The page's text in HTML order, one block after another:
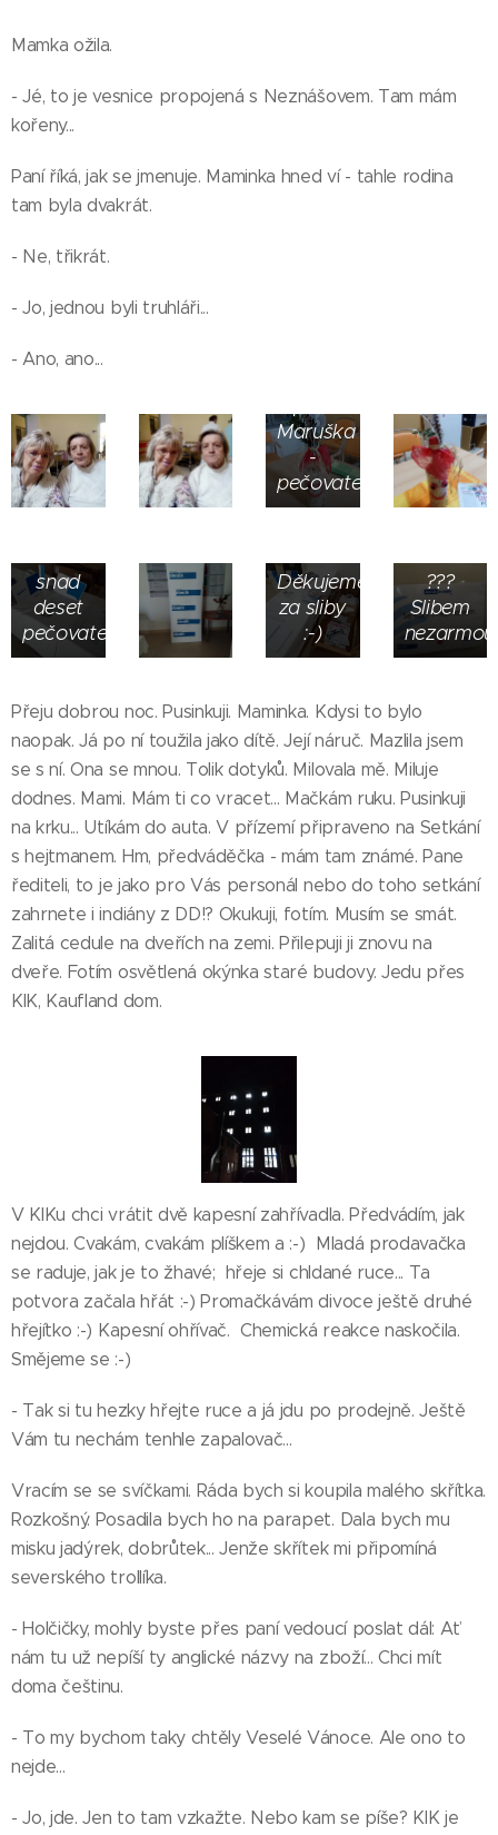
Mamka ožila.
- Jé, to je vesnice propojená s Neznášovem. Tam mám
kořeny...
Paní říká, jak se jmenuje. Maminka hned ví - tahle rodina
tam byla dvakrát.
- Ne, třikrát.
- Jo, jednou byli truhláři...
- Ano, ano...
Maruška
-
pečovatelka.
smysl?
Přidá
pan
známý
snad
deset
pečovatelů?
nepůjdu.
Zítra
nebudou
sloužit
dva na
102 lidí,
Děkujeme
za sliby
:-)
???
Slibem
Přeju dobrou noc. Pusinkuji. Maminka. Kdysi to bylo
naopak. Já po ní toužila jako dítě. Její náruč. Mazlila jsem
se s ní. Ona se mnou. Tolik dotyků. Milovala mě. Miluje
dodnes. Mami. Mám ti co vracet... Mačkám ruku. Pusinkuji
na krku... Utíkám do auta. V přízemí připraveno na Setkání
s hejtmanem. Hm, předváděčka - mám tam známé. Pane
řediteli, to je jako pro Vás personál nebo do toho setkání
zahrnete i indiány z DD!? Okukuji, fotím. Musím se smát.
Zalitá cedule na dveřích na zemi. Přilepuji ji znovu na
dveře. Fotím osvětlená okýnka staré budovy. Jedu přes
KIK, Kaufland dom.
V KIKu chci vrátit dvě kapesní zahřívadla. Předvádím, jak
nejdou. Cvakám, cvakám plíškem a :-) Mladá prodavačka
se raduje, jak je to žhavé; hřeje si chldané ruce... Ta
potvora začala hřát :-) Promačkávám divoce ještě druhé
hřejítko :-) Kapesní ohřívač. Chemická reakce naskočila.
Smějeme se :-)
- Tak si tu hezky hřejte ruce a já jdu po prodejně. Ještě
Vám tu nechám tenhle zapalovač...
Vracím se se svíčkami. Ráda bych si koupila malého skřítka.
Rozkošný. Posadila bych ho na parapet. Dala bych mu
misku jadýrek, dobrůtek... Jenže skřítek mi připomíná
severského trollíka.
- Holčičky, mohly byste přes paní vedoucí poslat dál: Ať
nám tu už nepíší ty anglické názvy na zboží... Chci mít
doma češtinu.
- To my bychom taky chtěly Veselé Vánoce. Ale ono to
nejde...
- Jo, jde. Jen to tam vzkažte. Nebo kam se píše? KIK je